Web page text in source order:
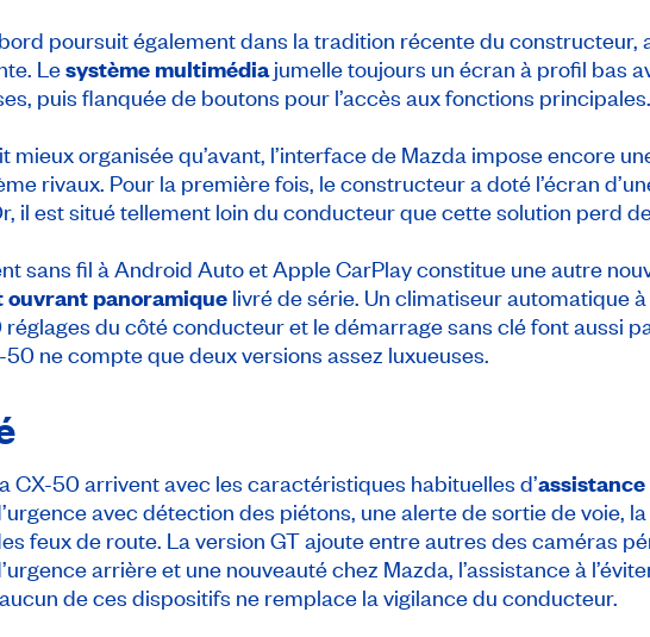
poursuit également dans la tradition récente du constructeur,
Lesystème multimédiajumelle toujours un écran à profil bas
puis flanquée de boutons pour l’accès aux fonctions principales.
mieux organisée qu’avant, l’interface de Mazda impose encore
rivaux. Pour la première fois, le constructeur a doté l’écran
il est situé tellement loin du conducteur que cette solution perd
sans fil à Android Auto et Apple CarPlay constitue une autre
ouvrant panoramiquelivré de série. Un climatiseur automatique
réglages du côté conducteur et le démarrage sans clé font aussi
ne compte que deux versions assez luxueuses.
CX-50 arrivent avec les caractéristiques habituelles d’
avec détection des piétons, une alerte de sortie de voie,
feux de route. La version GT ajoute entre autres des caméras
arrière et une nouveauté chez Mazda, l’assistance à
de ces dispositifs ne remplace la vigilance du conducteur.